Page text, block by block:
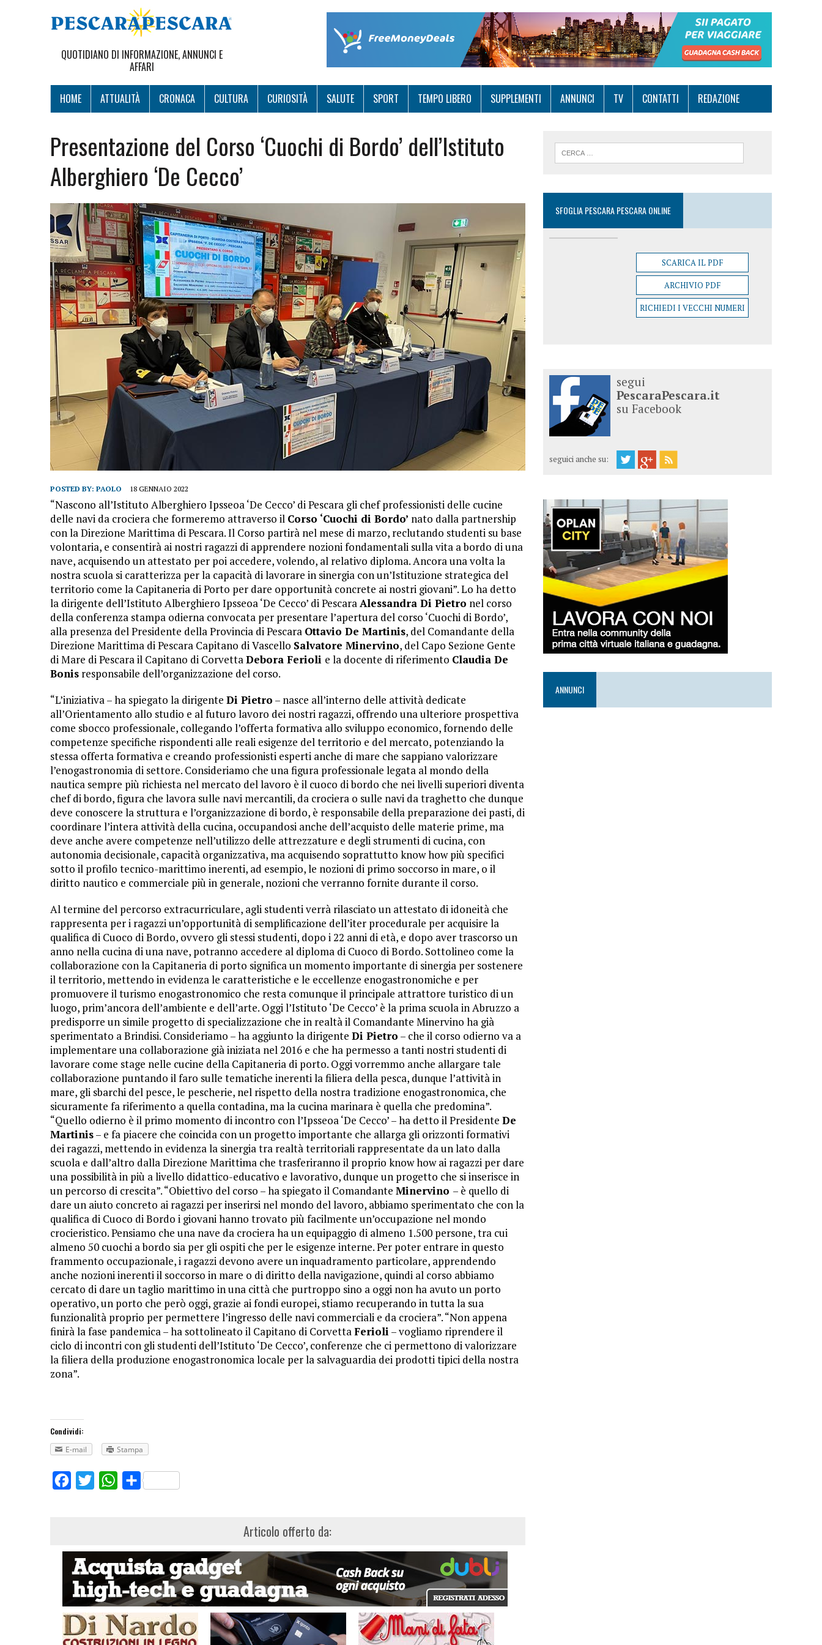
QUOTIDIANO DI INFORMAZIONE, ANNUNCI E
AFFARI
HOME ATTUALITÀ CRONACA CULTURA CURIOSITÀ SALUTE SPORT TEMPO LIBERO SUPPLEMENTI ANNUNCI TV CONTATTI REDAZIONE
Presentazione del Corso ‘Cuochi di Bordo’ dell’Istituto
Alberghiero ‘De Cecco’
POSTED BY: PAOLO 18 GENNAIO 2022
“Nascono all’Istituto Alberghiero Ipsseoa ‘De Cecco’ di Pescara gli chef professionisti delle cucine
delle navi da crociera che formeremo attraverso il Corso ‘Cuochi di Bordo’ nato dalla partnership
con la Direzione Marittima di Pescara. Il Corso partirà nel mese di marzo, reclutando studenti su base
volontaria, e consentirà ai nostri ragazzi di apprendere nozioni fondamentali sulla vita a bordo di una
nave, acquisendo un attestato per poi accedere, volendo, al relativo diploma. Ancora una volta la
nostra scuola si caratterizza per la capacità di lavorare in sinergia con un’Istituzione strategica del
territorio come la Capitaneria di Porto per dare opportunità concrete ai nostri giovani”. Lo ha detto
la dirigente dell’Istituto Alberghiero Ipsseoa ‘De Cecco’ di PescaraAlessandra Di Pietro nel corso
della conferenza stampa odierna convocata per presentare l’apertura del corso ‘Cuochi di Bordo’,
alla presenza del Presidente della Provincia di Pescara Ottavio De Martinis, del Comandante della
Direzione Marittima di Pescara Capitano di Vascello Salvatore Minervino, del Capo Sezione Gente
di Mare di Pescara il Capitano di CorvettaDebora Ferioli e la docente di riferimento Claudia De
Bonis responsabile dell’organizzazione del corso.
“L’iniziativa – ha spiegato la dirigente Di Pietro – nasce all’interno delle attività dedicate
all’Orientamento allo studio e al futuro lavoro dei nostri ragazzi, offrendo una ulteriore prospettiva
come sbocco professionale, collegando l’offerta formativa allo sviluppo economico, fornendo delle
competenze specifiche rispondenti alle reali esigenze del territorio e del mercato, potenziando la
stessa offerta formativa e creando professionisti esperti anche di mare che sappiano valorizzare
l’enogastronomia di settore. Consideriamo che una figura professionale legata al mondo della
nautica sempre più richiesta nel mercato del lavoro è il cuoco di bordo che nei livelli superiori diventa
chef di bordo, figura che lavora sulle navi mercantili, da crociera o sulle navi da traghetto che dunque
deve conoscere la struttura e l’organizzazione di bordo, è responsabile della preparazione dei pasti, di
coordinare l’intera attività della cucina, occupandosi anche dell’acquisto delle materie prime, ma
deve anche avere competenze nell’utilizzo delle attrezzature e degli strumenti di cucina, con
autonomia decisionale, capacità organizzativa, ma acquisendo soprattutto know how più specifici
sotto il profilo tecnico-marittimo inerenti, ad esempio, le nozioni di primo soccorso in mare, o il
diritto nautico e commerciale più in generale, nozioni che verranno fornite durante il corso.
Al termine del percorso extracurriculare, agli studenti verrà rilasciato un attestato di idoneità che
rappresenta per i ragazzi un’opportunità di semplificazione dell’iter procedurale per acquisire la
qualifica di Cuoco di Bordo, ovvero gli stessi studenti, dopo i 22 anni di età, e dopo aver trascorso un
anno nella cucina di una nave, potranno accedere al diploma di Cuoco di Bordo. Sottolineo come la
collaborazione con la Capitaneria di porto significa un momento importante di sinergia per sostenere
il territorio, mettendo in evidenza le caratteristiche e le eccellenze enogastronomiche e per
promuovere il turismo enogastronomico che resta comunque il principale attrattore turistico di un
luogo, prim’ancora dell’ambiente e dell’arte. Oggi l’Istituto ‘De Cecco’ è la prima scuola in Abruzzo a
predisporre un simile progetto di specializzazione che in realtà il Comandante Minervino ha già
sperimentato a Brindisi. Consideriamo – ha aggiunto la dirigente Di Pietro – che il corso odierno va a
implementare una collaborazione già iniziata nel 2016 e che ha permesso a tanti nostri studenti di
lavorare come stage nelle cucine della Capitaneria di porto. Oggi vorremmo anche allargare tale
collaborazione puntando il faro sulle tematiche inerenti la filiera della pesca, dunque l’attività in
mare, gli sbarchi del pesce, le pescherie, nel rispetto della nostra tradizione enogastronomica, che
sicuramente fa riferimento a quella contadina, ma la cucina marinara è quella che predomina”.
“Quello odierno è il primo momento di incontro con l’Ipsseoa ‘De Cecco’ – ha detto il Presidente De
Martinis– e fa piacere che coincida con un progetto importante che allarga gli orizzonti formativi
dei ragazzi, mettendo in evidenza la sinergia tra realtà territoriali rappresentate da un lato dalla
scuola e dall’altro dalla Direzione Marittima che trasferiranno il proprio know how ai ragazzi per dare
una possibilità in più a livello didattico-educativo e lavorativo, dunque un progetto che si inserisce in
un percorso di crescita”. “Obiettivo del corso – ha spiegato il Comandante Minervino – è quello di
dare un aiuto concreto ai ragazzi per inserirsi nel mondo del lavoro, abbiamo sperimentato che con la
qualifica di Cuoco di Bordo i giovani hanno trovato più facilmente un’occupazione nel mondo
crocieristico. Pensiamo che una nave da crociera ha un equipaggio di almeno 1.500 persone, tra cui
almeno 50 cuochi a bordo sia per gli ospiti che per le esigenze interne. Per poter entrare in questo
frammento occupazionale, i ragazzi devono avere un inquadramento particolare, apprendendo
anche nozioni inerenti il soccorso in mare o di diritto della navigazione, quindi al corso abbiamo
cercato di dare un taglio marittimo in una città che purtroppo sino a oggi non ha avuto un porto
operativo, un porto che però oggi, grazie ai fondi europei, stiamo recuperando in tutta la sua
funzionalità proprio per permettere l’ingresso delle navi commerciali e da crociera”. “Non appena
finirà la fase pandemica – ha sottolineato il Capitano di CorvettaFerioli – vogliamo riprendere il
ciclo di incontri con gli studenti dell’Istituto ‘De Cecco’, conferenze che ci permettono di valorizzare
la filiera della produzione enogastronomica locale per la salvaguardia dei prodotti tipici della nostra
zona”.
Condividi:
E-mail
Stampa
FacebookTwitterWhatsApp
Share
Articolo offerto da:
SFOGLIA PESCARA PESCARA ONLINE
SCARICA IL PDF
ARCHIVIO PDF
RICHIEDI I VECCHI NUMERI
segui
PescaraPescara.it
su Facebook
seguici anche su:
ANNUNCI